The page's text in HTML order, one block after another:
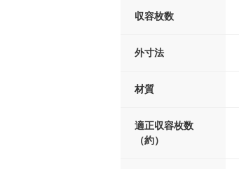
収容枚数
外寸法
材質
適正収容枚数
（約）